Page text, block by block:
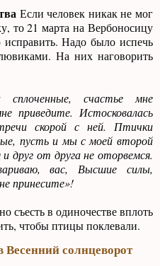
Если человек никак не мог
то 21 марта на Вербоносицу
Надо было испечь
На них наговорить
счастье мне
приведите. Истосковалась
скорой с ней. Птички
пусть и мы с моей второй
друг от друга не оторвемся.
вас, Высшие силы,
принесите»!
съесть в одиночестве вплоть
чтобы птицы поклевали.
солнцеворот